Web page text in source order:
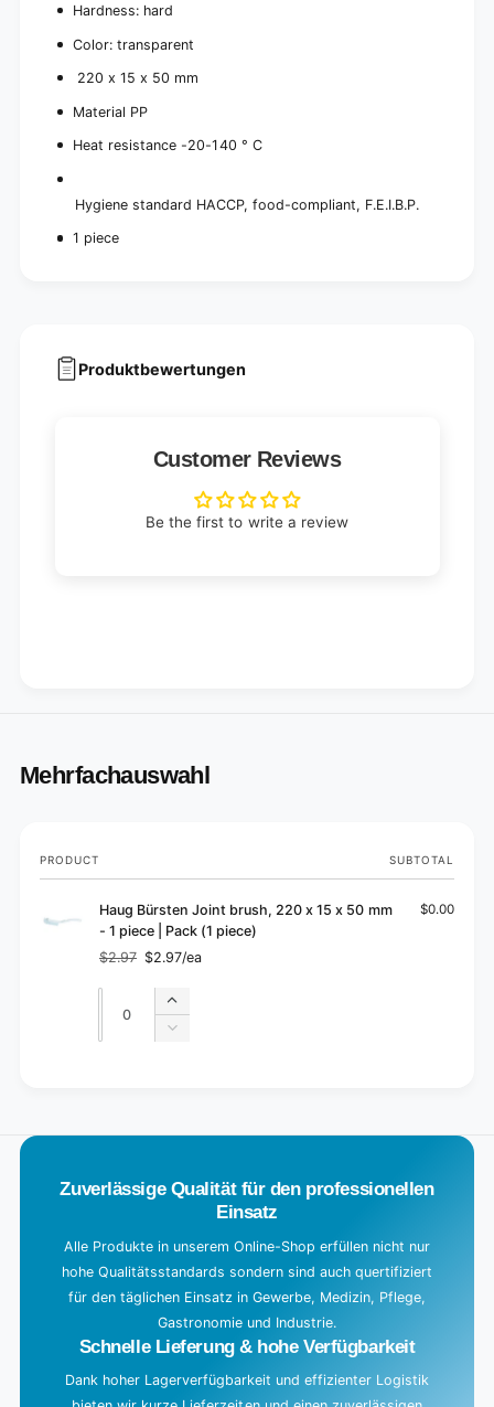
c
e
e
c
)
Hardness: hard
Color: transparent
220 x 15 x 50 mm
Material PP
Heat resistance -20-140 ° C
Hygiene standard HACCP, food-compliant, F.E.I.B.P.
1 piece
Produktbewertungen
Customer Reviews
Be the first to write a review
Mehrfachauswahl
Your
cart
PRODUCT SUBTOTAL
Haug Bürsten Joint brush, 220 x 15 x 50 mm
- 1 piece | Pack (1 piece)
Regular
price
$2.97
Sale
price
$2.97/ea
$0.00
Quantity
Increase
quantity
Decrease
a
Zuverlässige Qualität für den professionellen
Einsatz
Alle Produkte in unserem Online-Shop erfüllen nicht nur
hohe Qualitätsstandards sondern sind auch quertifiziert
für den täglichen Einsatz in Gewerbe, Medizin, Pflege,
Gastronomie und Industrie.
Schnelle Lieferung & hohe Verfügbarkeit
Dank hoher Lagerverfügbarkeit und effizienter Logistik